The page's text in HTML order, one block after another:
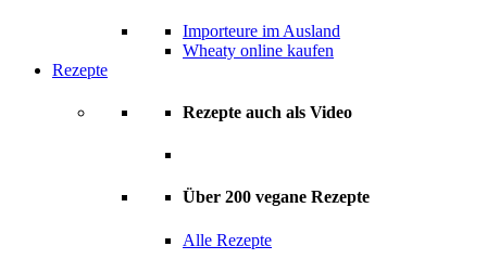
Importeure im Ausland
Wheaty online kaufen
Rezepte
Rezepte auch als Video
Über 200 vegane Rezepte
Alle Rezepte